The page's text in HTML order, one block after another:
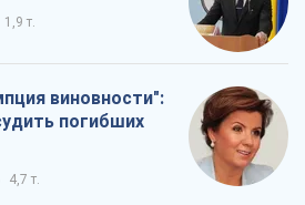
1,9 т.
виновности":
погибших
4,7 т.